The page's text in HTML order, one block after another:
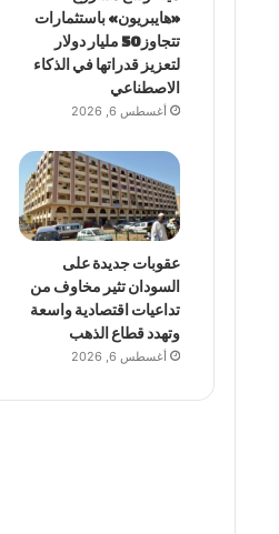
«هايبريون» باستثمارات
تتجاوز 50 مليار دولار
لتعزيز قدراتها في الذكاء
الاصطناعي
أغسطس 6, 2026
عقوبات جديدة على
السودان تثير مخاوف من
تداعيات اقتصادية واسعة
وتهدد قطاع الذهب
أغسطس 6, 2026